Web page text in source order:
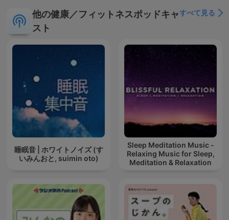
他の健康／フィットネスポッドキャ
スト
すべて見る
睡眠音 | ホワイトノイズ (す
いみんおと, suimin oto)
Sleep Meditation Music -
Relaxing Music for Sleep,
Meditation & Relaxation